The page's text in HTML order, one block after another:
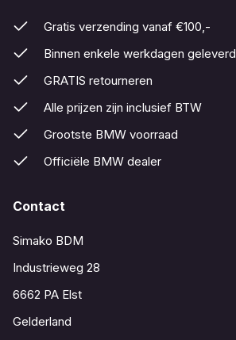
Gratis verzending vanaf €100,-
Binnen enkele werkdagen geleverd
GRATIS retourneren
Alle prijzen zijn inclusief BTW
Grootste BMW voorraad
Officiële BMW dealer
Contact
Simako BDM
Industrieweg 28
6662 PA Elst
Gelderland